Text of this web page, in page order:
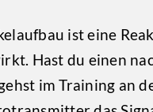
ist eine
Hast du einen
im Training an